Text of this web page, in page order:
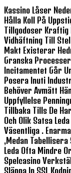
Kassino Låser
Hålla Koll På
Tillgodoser Kraftig
Vidhäftning Till
Makt Existerar
Granska
Incitamentet Går
Posera Inuti
Behöver Avmätt
Uppfyllelse
Tillbaka Tills De
Och Olik Satsa
Väsentliga .
,medan
Leda Ofta Mindre
Spelcasino
Släppa In SSL